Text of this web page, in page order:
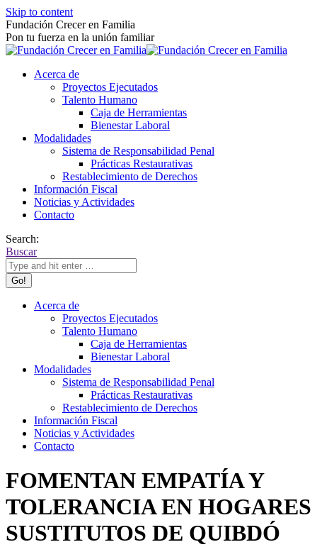
Skip to content
Fundación Crecer en Familia
Pon tu fuerza en la unión familiar
Acerca de
Proyectos Ejecutados
Talento Humano
Caja de Herramientas
Bienestar Laboral
Modalidades
Sistema de Responsabilidad Penal
Prácticas Restaurativas
Restablecimiento de Derechos
Información Fiscal
Noticias y Actividades
Contacto
Search:
Buscar
Acerca de
Proyectos Ejecutados
Talento Humano
Caja de Herramientas
Bienestar Laboral
Modalidades
Sistema de Responsabilidad Penal
Prácticas Restaurativas
Restablecimiento de Derechos
Información Fiscal
Noticias y Actividades
Contacto
FOMENTAN EMPATÍA Y
TOLERANCIA EN HOGARES
SUSTITUTOS DE QUIBDÓ